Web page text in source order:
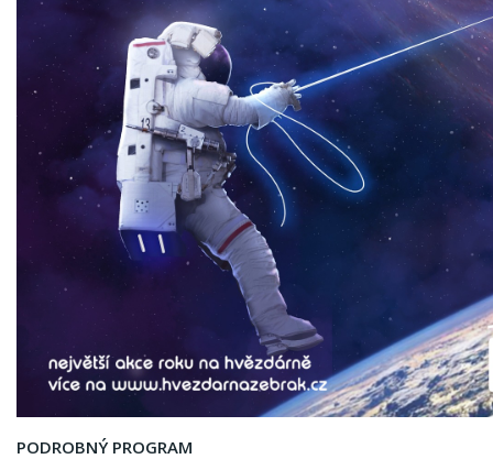
PODROBNÝ PROGRAM